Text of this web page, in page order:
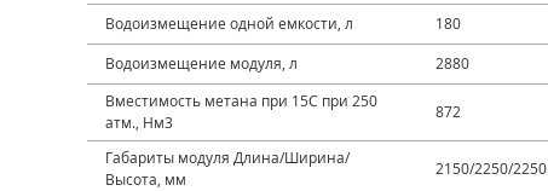
Водоизмещение одной емкости, л
180
Водоизмещение модуля, л
2880
Вместимость метана при 15С при 250
атм., Нм3
872
Габариты модуля Длина/Ширина/
Высота, мм
2150/2250/2250